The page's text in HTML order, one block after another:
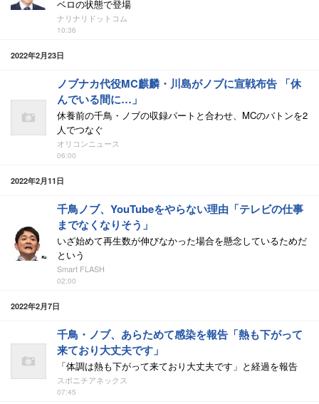
ベロの状態で登場
ナリナリドットコム
10:36
2022年2月23日
ノブナカ代役MC麒麟・川島がノブに宣戦布告 「休
んでいる間に…」
休養前の千鳥・ノブの収録パートと合わせ、MCのバトンを2
人でつなぐ
オリコンニュース
06:00
2022年2月11日
千鳥ノブ、YouTubeをやらない理由「テレビの仕事
までなくなりそう」
いざ始めて再生数が伸びなかった場合を懸念しているためだ
という
Smart FLASH
02:00
2022年2月7日
千鳥・ノブ、あらためて感染を報告「熱も下がって
来ており大丈夫です」
「体調は熱も下がって来ており大丈夫です」と経過を報告
スポニチアネックス
07:45